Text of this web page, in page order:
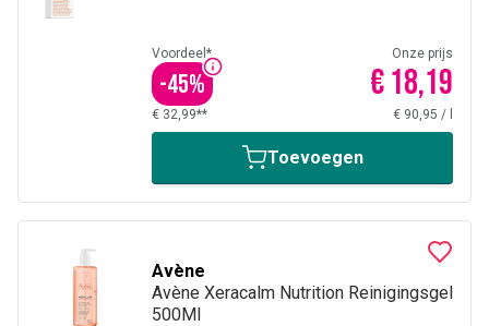
Voordeel*
-45%
Onze prijs
€ 18,19
€ 32,99** € 90,95 /
Toevoegen
Avène
Avène Xeracalm Nutrition Reinigingsgel
500Ml